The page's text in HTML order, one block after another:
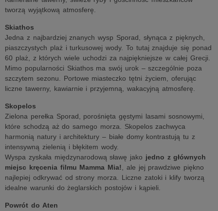
tworzą wyjątkową atmosferę.
Skiathos
Jedna z najbardziej znanych wysp Sporad, słynąca z pięknych,
piaszczystych plaż i turkusowej wody. To tutaj znajduje się ponad
60 plaż, z których wiele uchodzi za najpiękniejsze w całej Grecji.
Mimo popularności Skiathos ma swój urok – szczególnie poza
szczytem sezonu. Portowe miasteczko tętni życiem, oferując
liczne tawerny, kawiarnie i przyjemną, wakacyjną atmosferę.
Skopelos
Zielona perełka Sporad, porośnięta gęstymi lasami sosnowymi,
które schodzą aż do samego morza. Skopelos zachwyca
harmonią natury i architektury – białe domy kontrastują tu z
intensywną zielenią i błękitem wody.
Wyspa zyskała międzynarodową sławę jako jedno z głównych
miejsc kręcenia filmu Mamma Mia! , ale jej prawdziwe piękno
najlepiej odkrywać od strony morza. Liczne zatoki i klify tworzą
idealne warunki do żeglarskich postojów i kąpieli.
Powrót do Aten